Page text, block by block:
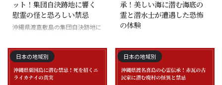
ット！集団自決跡地に響く
慰霊の怪と恐ろしい禁忌
沖縄県渡嘉敷島の集団自決跡地に
承！美しい海に潜む海底の
霊と潜水士が遭遇した恐怖
の体験
士の怪談
日本の地域別 日本の地域別